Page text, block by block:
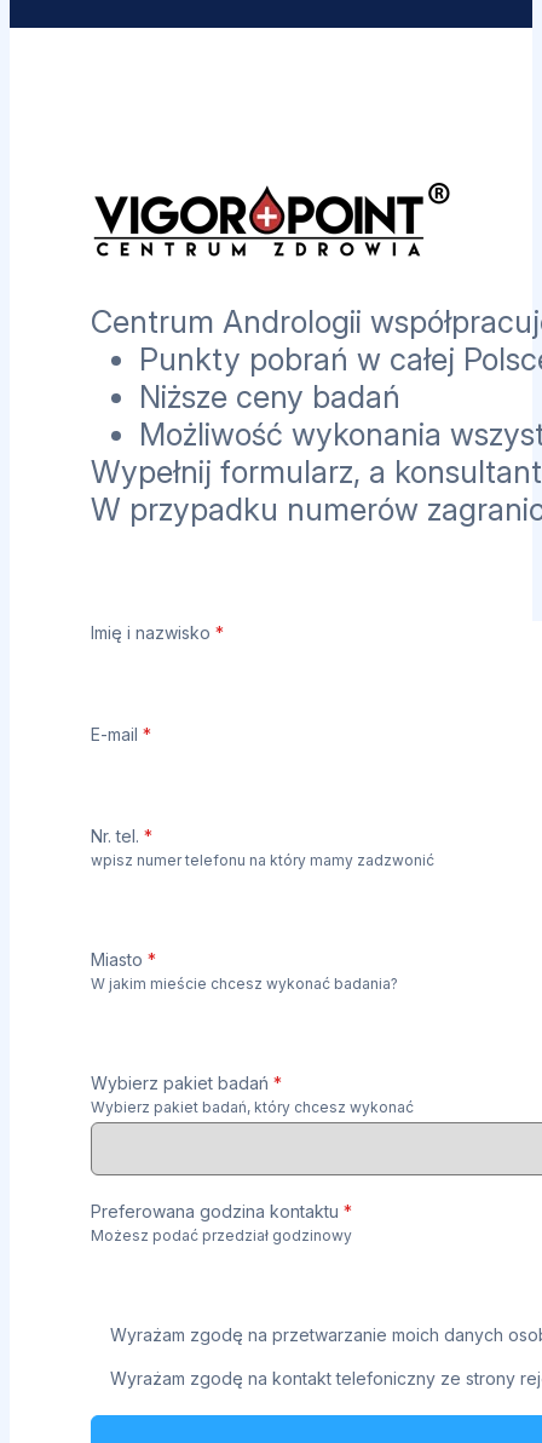
PSA całkowity
Centrum Andrologii
Punkty pobrań w całej
Niższe ceny badań
Możliwość wykonania
Wypełnij formularz, a
W przypadku numerów
Imię i nazwisko*
E-mail*
Nr. tel.*
wpisz numer telefonu na który mamy zadzwonić
Miasto*
W jakim mieście chcesz wykonać badania?
Wybierz pakiet badań*
Wybierz pakiet badań, który chcesz wykonać
Preferowana godzina kontaktu*
Możesz podać przedział godzinowy
Wyrażam zgodę na przetwarzanie moich danych
Wyrażam zgodę na kontakt telefoniczny ze strony